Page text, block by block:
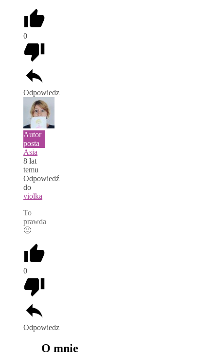
0
Odpowiedz
Autor
posta
Asia
8 lat
temu
Odpowiedź
do
violka
To
prawda
🙂
0
Odpowiedz
O mnie